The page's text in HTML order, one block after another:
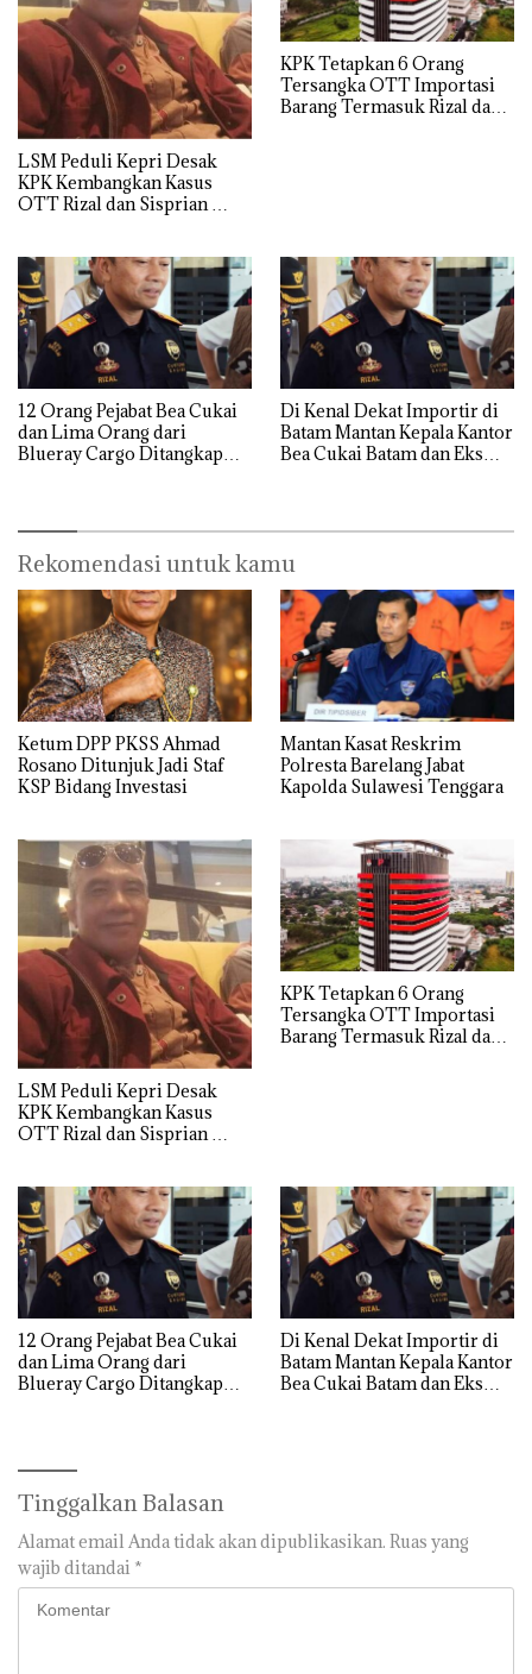
LSM Peduli Kepri Desak
KPK Kembangkan Kasus
OTT Rizal dan Sisprian
KPK Tetapkan 6 Orang
Tersangka OTT Importasi
Barang Termasuk Rizal dan
12 Orang Pejabat Bea Cukai
dan Lima Orang dari
Blueray Cargo Ditangkap
Di Kenal Dekat Importir di
Batam Mantan Kepala Kantor
Bea Cukai Batam dan Eks
Rekomendasi untuk kamu
Ketum DPP PKSS Ahmad
Rosano Ditunjuk Jadi Staf
KSP Bidang Investasi
Mantan Kasat Reskrim
Polresta Barelang Jabat
Kapolda Sulawesi Tenggara
LSM Peduli Kepri Desak
KPK Kembangkan Kasus
OTT Rizal dan Sisprian
KPK Tetapkan 6 Orang
Tersangka OTT Importasi
Barang Termasuk Rizal dan
12 Orang Pejabat Bea Cukai
dan Lima Orang dari
Blueray Cargo Ditangkap
Di Kenal Dekat Importir di
Batam Mantan Kepala Kantor
Bea Cukai Batam dan Eks
Tinggalkan Balasan
Alamat email Anda tidak akan dipublikasikan. Ruas yang
wajib ditandai *